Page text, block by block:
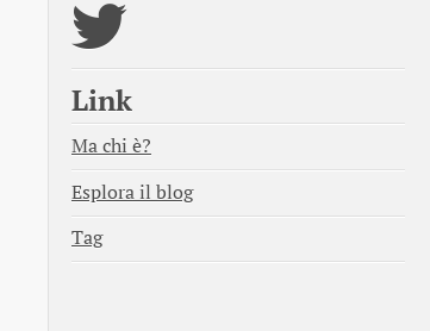
Link
Ma chi è?
Esplora il blog
Tag